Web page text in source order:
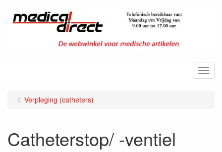
Menu
Verpleging (catheters)
Catheterstop/ -ventiel